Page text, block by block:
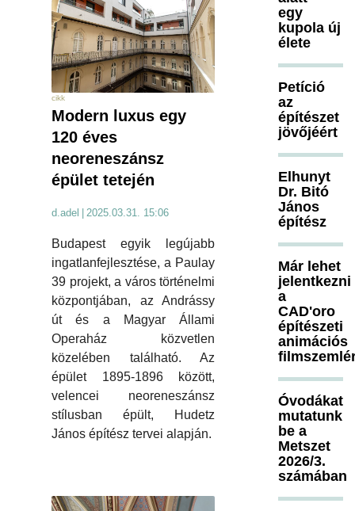
cikk
Modern luxus egy
120 éves
neoreneszánsz
épület tetején
d.adel 2025.03.31. 15:06
Budapest egyik legújabb
ingatlanfejlesztése, a Paulay
39 projekt, a város történelmi
központjában, az Andrássy
út és a Magyar Állami
Operaház közvetlen
közelében található. Az
épület 1895-1896 között,
velencei neoreneszánsz
stílusban épült, Hudetz
János építész tervei alapján.
egy
kupola új
élete
Petíció
az
építészet
jövőjéért
Elhunyt
Dr. Bitó
János
építész
Már lehet
jelentkezni
a
CAD'oro
építészeti
animációs
Óvodákat
mutatunk
be a
Metszet
2026/3.
számában